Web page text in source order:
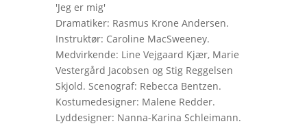
'Jeg er mig'
Dramatiker: Rasmus Krone Andersen.
Instruktør: Caroline MacSweeney.
Medvirkende: Line Vejgaard Kjær, Marie
Vestergård Jacobsen og Stig Reggelsen
Skjold. Scenograf: Rebecca Bentzen.
Kostumedesigner: Malene Redder.
Lyddesigner: Nanna-Karina Schleimann.